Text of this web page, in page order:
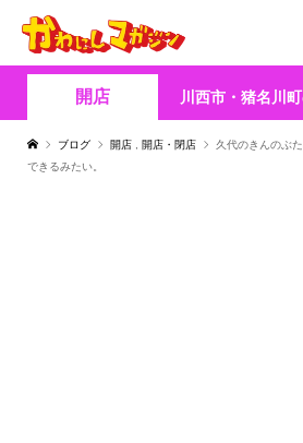
開店 川西市・猪名川
ブログ 開店 開店・閉店
久代のきんのぶ
できるみたい。